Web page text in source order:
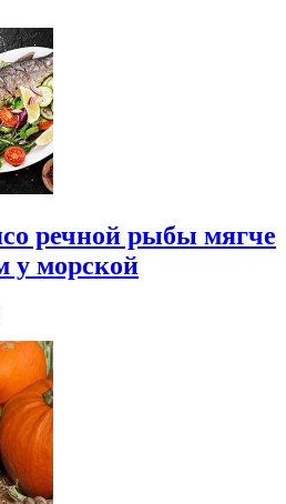
речной рыбы мягче
у морской